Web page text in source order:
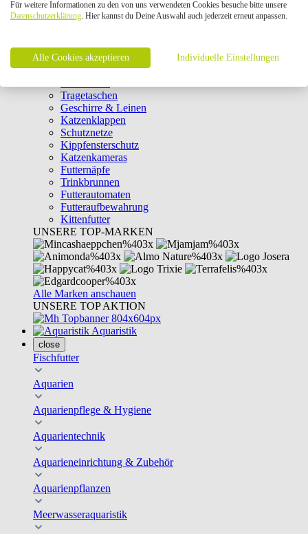
Intelligenzspielzeug
Laserpointer & Elektrospielzeug
Clicker & Target Sticks für Katzen
Weiteres Katzenspielzeug
Transportboxen
Tragetaschen
Geschirre & Leinen
Katzenklappen
Schutznetze
Kippfensterschutz
Katzenkameras
Futternäpfe
Trinkbrunnen
Futterautomaten
Futteraufbewahrung
Kittenfutter
UNSERE TOP-MARKEN
Alle Marken anschauen
UNSERE TOP AKTION
Aquaristik
close
Fischfutter
Aquarien
Aquarienpflege & Hygiene
Aquarientechnik
Aquarieneinrichtung & Zubehör
Aquarienpflanzen
Meerwasseraquaristik
Für weitere Informationen zu den von uns verwendeten Cookies besuche bitte unsere
Datenschutzerklärung. Hier kannst du Deine Auswahl auch jederzeit erneut anpassen.
Alle Cookies akzeptieren Individuelle Einstellungen